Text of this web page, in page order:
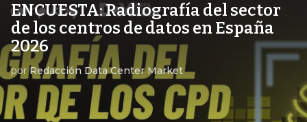
ENCUESTA: Radiografía del sector
de los centros de datos en España
2026
porRedacción Data Center Market